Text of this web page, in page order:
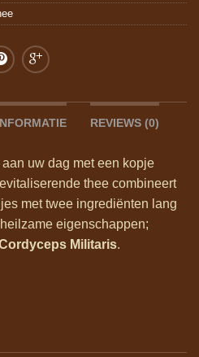
REVIEWS (0)
uw dag met een kopje
thee combineert
met twee ingrediënten lang
eigenschappen;
Militaris.